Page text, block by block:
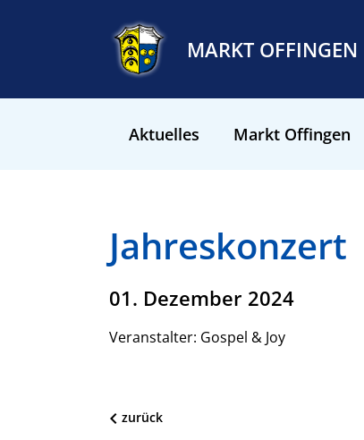
MARKT OFFINGEN
Aktuelles Markt Offingen
Jahreskonzert
01. Dezember 2024
Veranstalter: Gospel & Joy
zurück